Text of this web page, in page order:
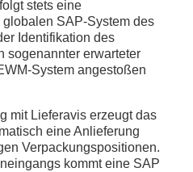
stets eine
SAP-System des
Identifikation des
sogenannter erwarteter
System angestoßen
mit Lieferavis erzeugt das
eine Anlieferung
Verpackungspositionen.
kommt eine SAP